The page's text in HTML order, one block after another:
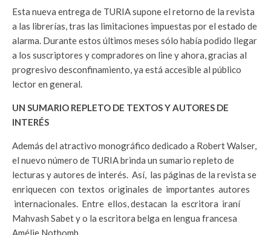
Esta nueva entrega de TURIA supone el retorno de la revista
a las librerías, tras las limitaciones impuestas por el estado de
alarma. Durante estos últimos meses sólo había podido llegar
a los suscriptores y compradores on line y ahora, gracias al
progresivo desconfinamiento, ya está accesible al público
lector en general.
UN SUMARIO REPLETO DE TEXTOS Y AUTORES DE
INTERÉS
Además del atractivo monográfico dedicado a Robert Walser,
el nuevo número de TURIA brinda un sumario repleto de
lecturas y autores de interés. Así, las páginas de la revista se
enriquecen con textos originales de importantes autores
internacionales. Entre ellos, destacan la escritora iraní
Mahvash Sabet y o la escritora belga en lengua francesa
Amélie Nothomb.